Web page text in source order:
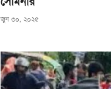
জুন ৩০, ২০২৫